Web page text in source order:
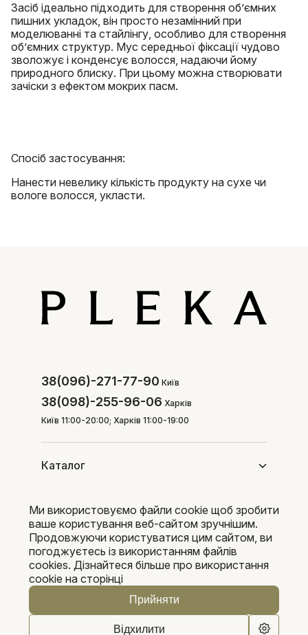
0
Засіб ідеально підходить для створення об’ємних
пишних укладок, він просто незамінний при
моделюванні та стайлінгу, особливо для створення
об’ємних структур. Мус середньої фіксації чудово
зволожує і конденсує волосся, надаючи йому
природного блиску. При цьому можна створювати
зачіски з ефектом мокрих пасм.
Спосіб застосування:
Нанести невелику кількість продукту на сухе чи
вологе волосся, укласти.
38(096)-271-77-90 Київ
38(098)-255-96-06 Харків
Київ 11:00-20:00; Харків 11:00-19:00
Каталог
Покупцям
Pleka 2016-2026
Ми використовуємо файли cookie щоб зробити
ваше користування веб-сайтом зручнішим.
Продовжуючи користуватися цим сайтом, ви
погоджуєтесь із використанням файлів
cookies. Дізнайтеся більше про використання
cookie на сторінці
Прийняти
Відхилити